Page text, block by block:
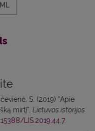
S. (2019) “Apie
mirtį”, Lietuvos istorijos
LIS.2019.44.7.